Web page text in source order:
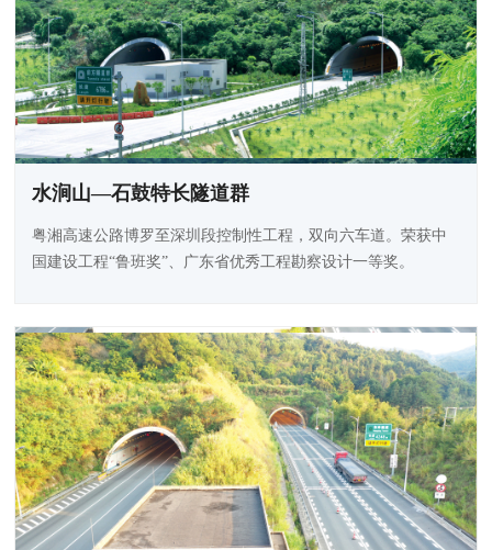
水涧山—石鼓特长隧道群
粤湘高速公路博罗至深圳段控制性工程，双向六车道。荣获中
国建设工程“鲁班奖”、广东省优秀工程勘察设计一等奖。